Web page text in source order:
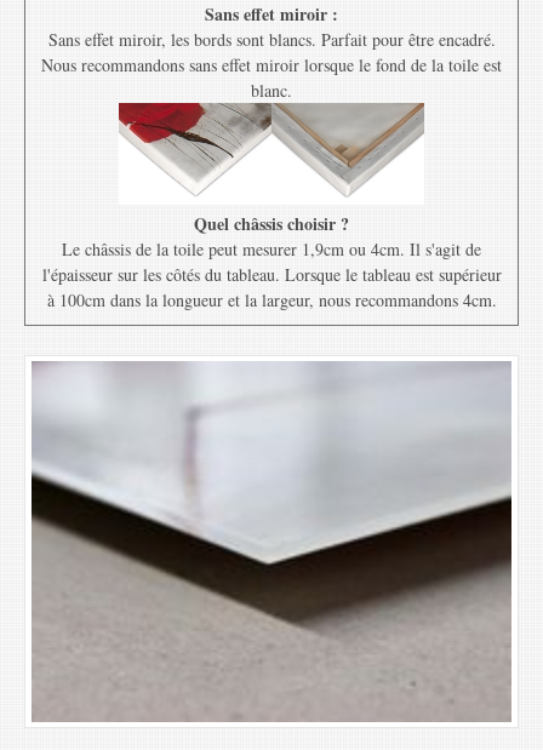
Sans effet miroir :
Sans effet miroir, les bords sont blancs. Parfait pour être encadré.
Nous recommandons sans effet miroir lorsque le fond de la toile est
blanc.
Quel châssis choisir ?
Le châssis de la toile peut mesurer 1,9cm ou 4cm. Il s'agit de
l'épaisseur sur les côtés du tableau. Lorsque le tableau est supérieur
à 100cm dans la longueur et la largeur, nous recommandons 4cm.